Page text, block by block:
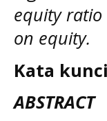
equity ratio
on equity.
Kata kunci
ABSTRACT